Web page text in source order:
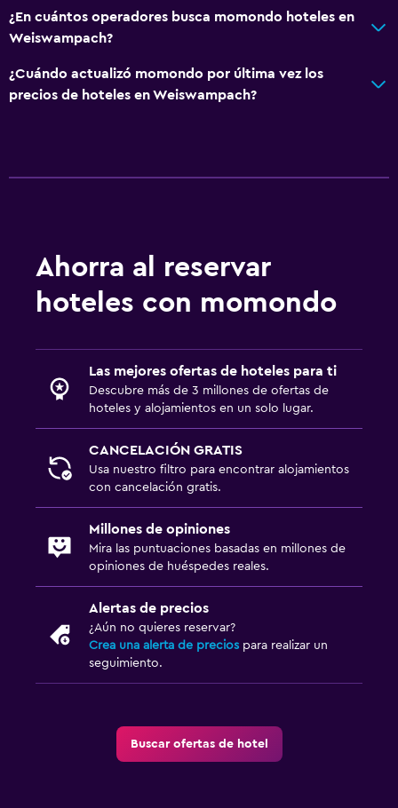
Servicio de habitaciones
Acceso con llave
Acceso con tarjeta
Check-out exprés
Caja fuerte
Albornoz
Baño adicional
Baño pequeño adicional
Tina de baño
Papel higiénico
Ducha italiana
General
Habitaciones familiares
Piso de parquet o madera noble
Espacio de almacenamiento
¿En cuántos operadores busca momondo hoteles en
Weiswampach?
¿Cuándo actualizó momondo por última vez los
precios de hoteles en Weiswampach?
Ahorra al reservar
hoteles con momondo
Las mejores ofertas de hoteles para ti
Descubre más de 3 millones de ofertas de
hoteles y alojamientos en un solo lugar.
CANCELACIÓN GRATIS
Usa nuestro filtro para encontrar alojamientos
con cancelación gratis.
Millones de opiniones
Mira las puntuaciones basadas en millones de
opiniones de huéspedes reales.
Alertas de precios
¿Aún no quieres reservar?
Crea una alerta de precios para realizar un
seguimiento.
Buscar ofertas de hotel